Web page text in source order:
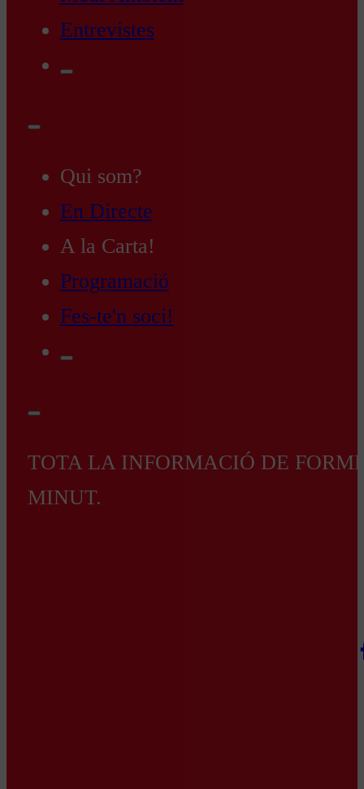
Entrevistes
Qui som?
En Directe
A la Carta!
Programació
Fes-te'n soci!
TOTA LA INFORMACIÓ DE
MINUT.